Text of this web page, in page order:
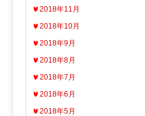
2018年11月
2018年10月
2018年9月
2018年8月
2018年7月
2018年6月
2018年5月